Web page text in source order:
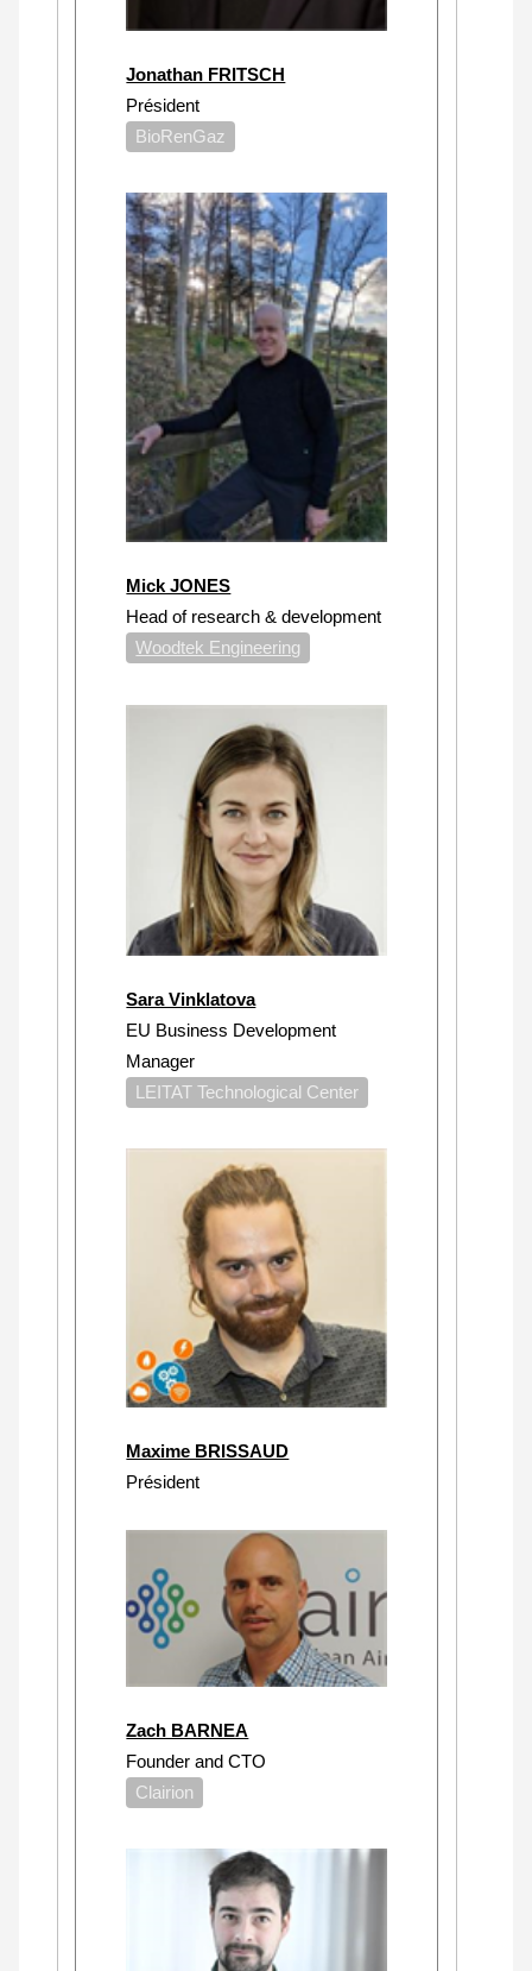
Jonathan FRITSCH
Président
BioRenGaz
Mick JONES
Head of research & development
Woodtek Engineering
Sara Vinklatova
EU Business Development
Manager
LEITAT Technological Center
Maxime BRISSAUD
Président
Zach BARNEA
Founder and CTO
Clairion